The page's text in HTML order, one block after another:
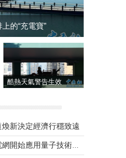
的“充電寶”
酷熱天氣警告生效 本港高溫持續至下周
新決定經濟行穩致遠